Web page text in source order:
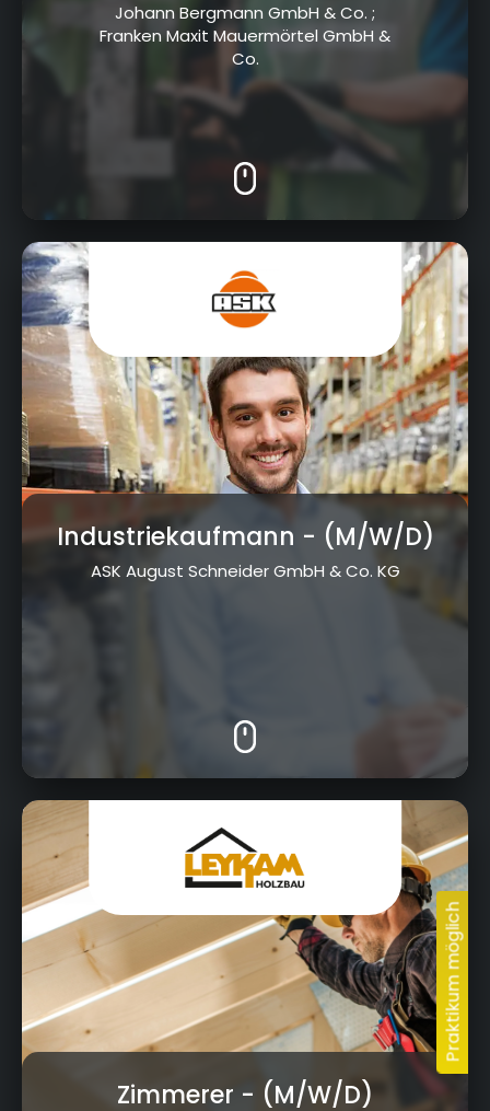
Johann Bergmann GmbH & Co. ;
Franken Maxit Mauermörtel GmbH &
Co.
Am Goldenen Feld 27, 95326 Kulmbach
Industriekaufmann - (M/W/D)
ASK August Schneider GmbH & Co. KG
Krumme Fohre 98, 95359 Kasendorf
Zimmerer - (M/W/D)